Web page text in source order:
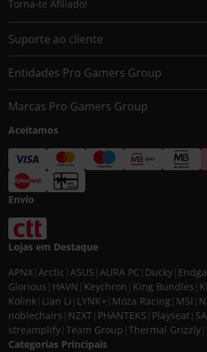
Torna-te Afiliado!
Suporte ao cliente
Entidades Pro Gamers Group
Marcas Pro Gamers Group
Aceitamos
Envio
Lojas em Destaque
APNX Arctic ASUS AURA PC Ducky
Glorious HAVN Keychron King Bundles
Kolink Lian Li LYNK+ Moza Racing MSI
noblechairs NZXT PHANTEKS Playseat
streamplify Team Group Thermal Grizzly
Categorias Principais